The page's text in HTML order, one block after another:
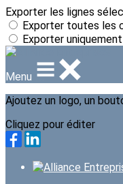
Exporter les lignes
Exporter toutes les
Exporter
Menu
Ajoutez un logo, un
Cliquez pour éditer